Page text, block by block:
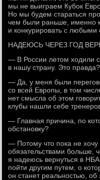
мы не выиграем Кубок
Но мы будем стараться
чем были раньше, именно
и конкурировать с любыми
НАДЕЮСЬ ЧЕРЕЗ ГОД
— В России летом ходили
в нашу страну. Это правда?
— Да, у меня были
со всей Европы, в том
нет смысла об этом
клубы нашли себе
— Главная причина, по
обстановку?
— Потому что пока не хочу
обязательствами больше,
я надеюсь вернуться в
пойти другим путем, о
он станет реальностью, об